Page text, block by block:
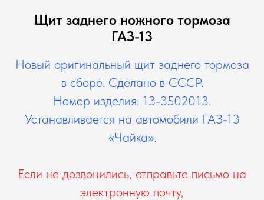
Щит заднего ножного тормоза
ГАЗ-13
Новый оригинальный щит заднего тормоза
в сборе. Сделано в СССР.
Номер изделия: 13-3502013.
Устанавливается на автомобили ГАЗ-13
«Чайка».
Если не дозвонились, отправьте письмо на
электронную почту,